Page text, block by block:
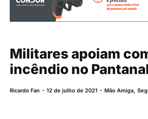
Militares apoiam
incêndio no
Ricardo Fan 12 de julho de 2021 Mão Amiga,